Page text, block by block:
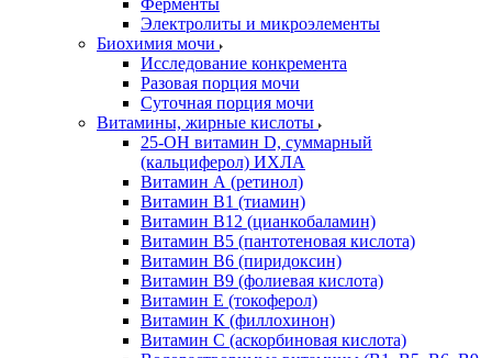
Ферменты
Электролиты и микроэлементы
Биохимия мочи
Исследование конкремента
Разовая порция мочи
Суточная порция мочи
Витамины, жирные кислоты
25-OH витамин D, суммарный
(кальциферол) ИХЛА
Витамин А (ретинол)
Витамин В1 (тиамин)
Витамин В12 (цианкобаламин)
Витамин В5 (пантотеновая кислота)
Витамин В6 (пиридоксин)
Витамин В9 (фолиевая кислота)
Витамин Е (токоферол)
Витамин К (филлохинон)
Витамин С (аскорбиновая кислота)